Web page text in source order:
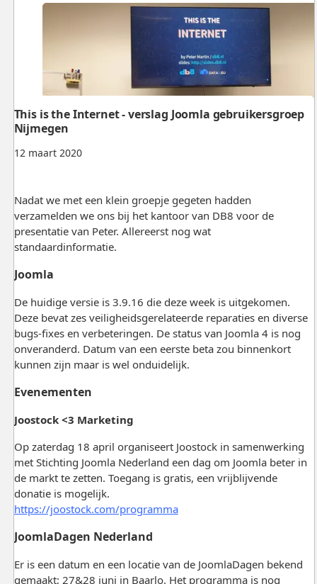
12 maart 2020
This is the Internet - verslag Joomla gebruikersgroep
Nijmegen
Nadat we met een klein groepje gegeten hadden
verzamelden we ons bij het kantoor van DB8 voor de
presentatie van Peter. Allereerst nog wat
standaardinformatie.
Joomla
De huidige versie is 3.9.16 die deze week is uitgekomen.
Deze bevat zes veiligheidsgerelateerde reparaties en diverse
bugs-fixes en verbeteringen. De status van Joomla 4 is nog
onveranderd. Datum van een eerste beta zou binnenkort
kunnen zijn maar is wel onduidelijk.
Evenementen
Joostock <3 Marketing
Op zaterdag 18 april organiseert Joostock in samenwerking
met Stichting Joomla Nederland een dag om Joomla beter in
de markt te zetten. Toegang is gratis, een vrijblijvende
donatie is mogelijk.
https://joostock.com/programma
JoomlaDagen Nederland
Er is een datum en een locatie van de JoomlaDagen bekend
gemaakt; 27&28 juni in Baarlo. Het programma is nog